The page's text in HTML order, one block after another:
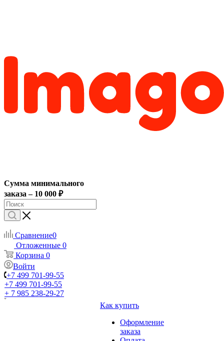
Сумма минимального
заказа – 10 000 ₽
Сравнение0
Отложенные 0
Корзина 0
Войти
+7 499 701-99-55
+7 499 701-99-55
+ 7 985 238-29-27
Как купить
Оформление
заказа